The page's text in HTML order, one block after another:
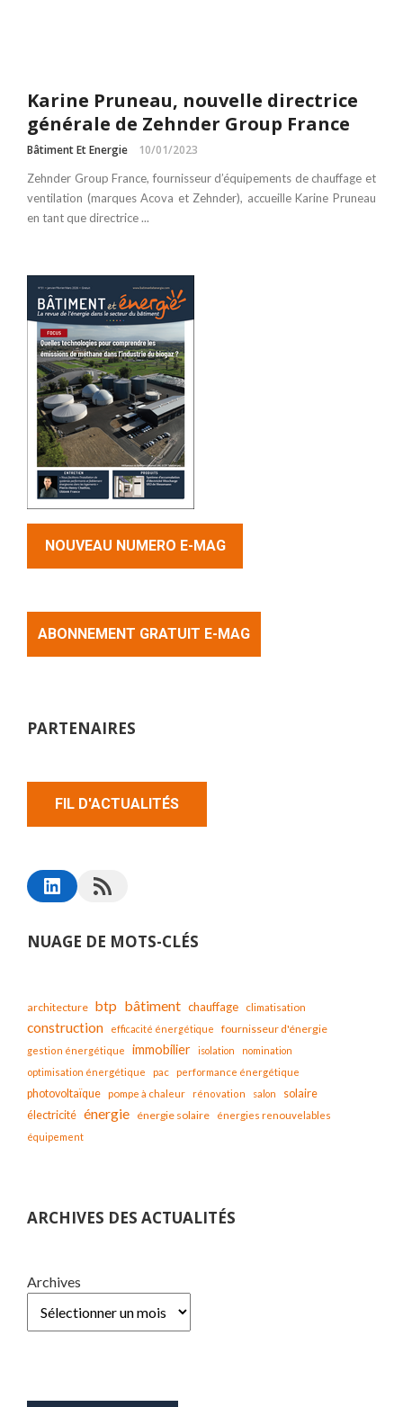
Karine Pruneau, nouvelle directrice
générale de Zehnder Group France
Bâtiment Et Energie 10/01/2023
Zehnder Group France, fournisseur d’équipements de chauffage et
ventilation (marques Acova et Zehnder), accueille Karine Pruneau
en tant que directrice ...
NOUVEAU NUMERO E-MAG
ABONNEMENT GRATUIT E-MAG
PARTENAIRES
FIL D'ACTUALITÉS
NUAGE DE MOTS-CLÉS
architecture btp bâtiment chauffage climatisation
construction efficacité énergétique fournisseur d'énergie
gestion énergétique immobilier isolation
nomination
optimisation énergétique
pac performance énergétique
photovoltaïque pompe à chaleur rénovation salon solaire
électricité énergie énergie solaire
énergies renouvelables
équipement
ARCHIVES DES ACTUALITÉS
Archives